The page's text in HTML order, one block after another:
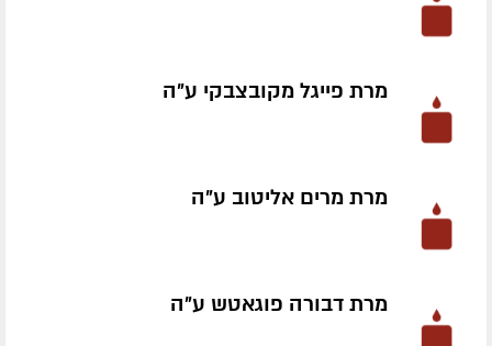
מרת פייגל מקובצבקי ע״ה
מרת מרים אליטוב ע״ה
מרת דבורה פוגאטש ע״ה